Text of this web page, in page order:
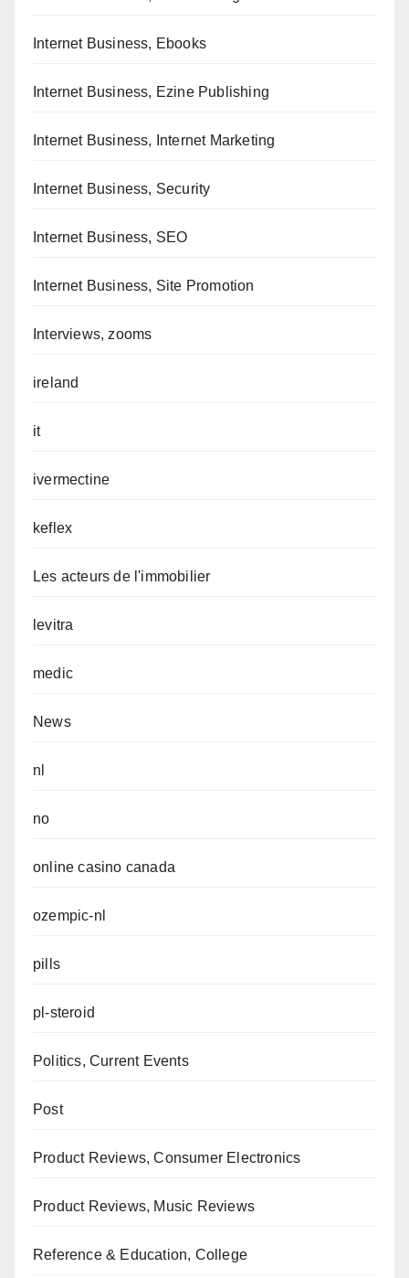
Internet Business, Ebooks
Internet Business, Ezine Publishing
Internet Business, Internet Marketing
Internet Business, Security
Internet Business, SEO
Internet Business, Site Promotion
Interviews, zooms
ireland
it
ivermectine
keflex
Les acteurs de l'immobilier
levitra
medic
News
nl
no
online casino canada
ozempic-nl
pills
pl-steroid
Politics, Current Events
Post
Product Reviews, Consumer Electronics
Product Reviews, Music Reviews
Reference & Education, College